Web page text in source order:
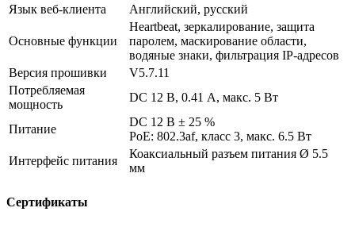
Язык веб-клиента
Английский, русский
Основные функции
Heartbeat, зеркалирование, защита
паролем, маскирование области,
водяные знаки, фильтрация IP-адресов
Версия прошивки
V5.7.11
Потребляемая
мощность
DC 12 В, 0.41 А, макс. 5 Вт
Питание
DC 12 В ± 25 %
PoE: 802.3af, класс 3, макс. 6.5 Вт
Интерфейс питания
Коаксиальный разъем питания Ø 5.5
мм
Сертификаты